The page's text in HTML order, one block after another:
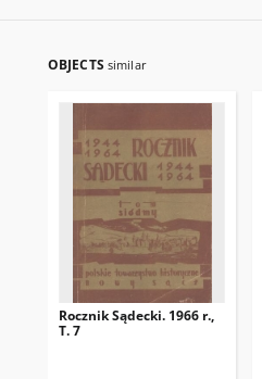
OBJECTS similar
Rocznik Sądecki. 1966 r.,
T. 7